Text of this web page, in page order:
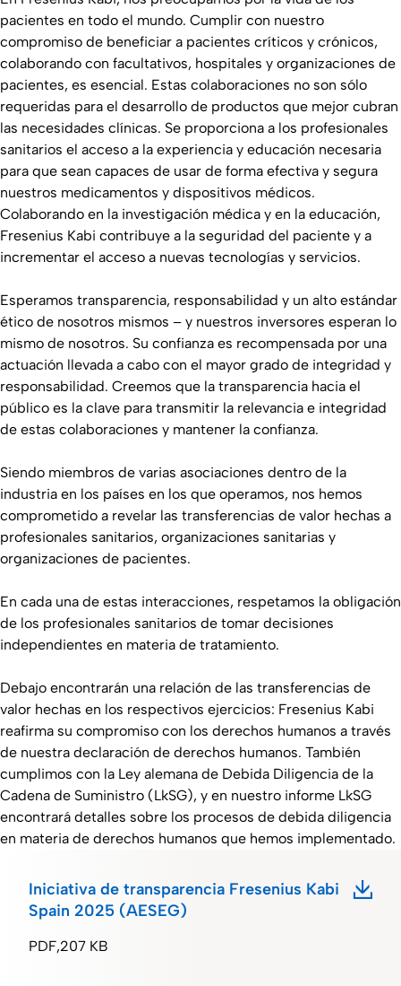
pacientes en todo el mundo. Cumplir con nuestro
compromiso de beneficiar a pacientes críticos y crónicos,
colaborando con facultativos, hospitales y organizaciones de
pacientes, es esencial. Estas colaboraciones no son sólo
requeridas para el desarrollo de productos que mejor cubran
las necesidades clínicas. Se proporciona a los profesionales
sanitarios el acceso a la experiencia y educación necesaria
para que sean capaces de usar de forma efectiva y segura
nuestros medicamentos y dispositivos médicos.
Colaborando en la investigación médica y en la educación,
Fresenius Kabi contribuye a la seguridad del paciente y a
incrementar el acceso a nuevas tecnologías y servicios.
Esperamos transparencia, responsabilidad y un alto estándar
ético de nosotros mismos – y nuestros inversores esperan lo
mismo de nosotros. Su confianza es recompensada por una
actuación llevada a cabo con el mayor grado de integridad y
responsabilidad. Creemos que la transparencia hacia el
público es la clave para transmitir la relevancia e integridad
de estas colaboraciones y mantener la confianza.
Siendo miembros de varias asociaciones dentro de la
industria en los países en los que operamos, nos hemos
comprometido a revelar las transferencias de valor hechas a
profesionales sanitarios, organizaciones sanitarias y
organizaciones de pacientes.
En cada una de estas interacciones, respetamos la obligación
de los profesionales sanitarios de tomar decisiones
independientes en materia de tratamiento.
Debajo encontrarán una relación de las transferencias de
valor hechas en los respectivos ejercicios: Fresenius Kabi
reafirma su compromiso con los derechos humanos a través
de nuestra declaración de derechos humanos. También
cumplimos con la Ley alemana de Debida Diligencia de la
Cadena de Suministro (LkSG), y en nuestro informe LkSG
encontrará detalles sobre los procesos de debida diligencia
en materia de derechos humanos que hemos implementado.
207 KB
PDF
Iniciativa de transparencia Fresenius Kabi
Spain 2025 (AESEG)